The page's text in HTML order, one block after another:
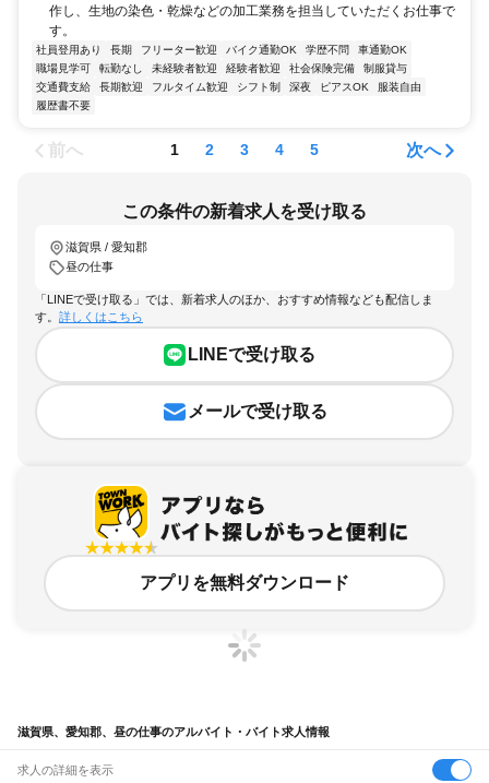
作し、生地の染色・乾燥などの加工業務を担当していただくお仕事で
す。
社員登用あり 長期 フリーター歓迎 バイク通勤OK 学歴不問
車通勤OK
職場見学可
転勤なし 未経験者歓迎 経験者歓迎 社会保険完備
制服貸与
交通費支給
長期歓迎 フルタイム歓迎 シフト制 深夜 ピアスOK
服装自由
履歴書不要
前へ 1 2 3 4 5 次へ
この条件の新着求人を受け取る
滋賀県 / 愛知郡
昼の仕事
「LINEで受け取る」では、新着求人のほか、おすすめ情報なども配信しま
す。 詳しくはこちら
LINEで受け取る
メールで受け取る
アプリを無料ダウンロード
滋賀県、愛知郡、昼の仕事のアルバイト・バイト求人情報
求人の詳細を表示